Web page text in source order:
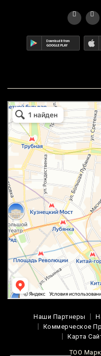
маркетплейс охотный ряд в
Москва
Наши Партнеры
Коммерческое
Карта
ТОО